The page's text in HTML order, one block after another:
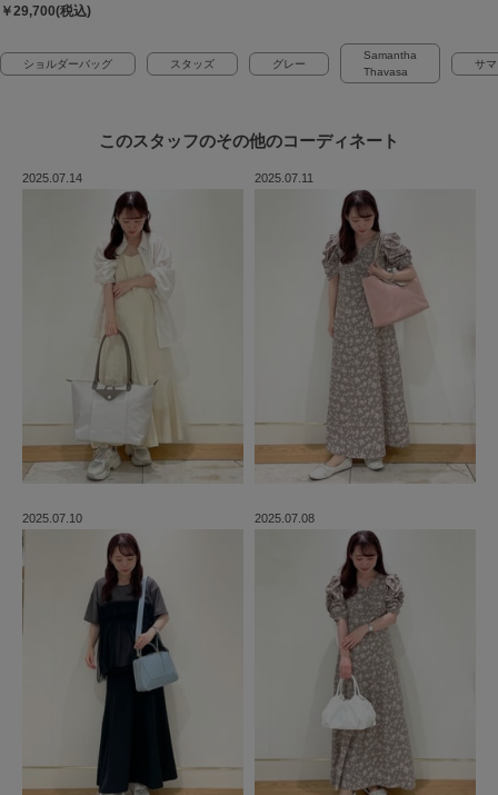
￥29,700(税込)
ショルダーバッグ スタッズ グレー
Samantha
Thavasa
サ
このスタッフのその他のコーディネート
2025.07.14 2025.07.11
2025.07.10 2025.07.08